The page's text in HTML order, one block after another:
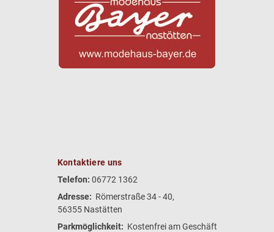
Kontaktiere uns
Telefon: 06772 1362
Adresse: Römerstraße 34 - 40,
56355 Nastätten
Parkmöglichkeit: Kostenfrei am Geschäft